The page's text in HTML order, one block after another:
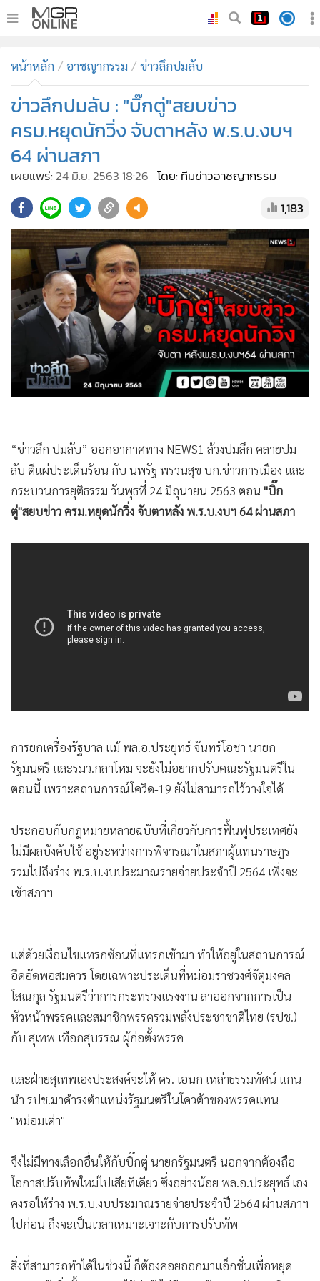
ทันเหตุการณ์
• ภาคใต้
Online Section
• บันเทิง
• คอลัมนิสต์
• ละคร
• CbizReview
• Cyber BIZ
ผู้จัดกวน
• Good health & Well-being
Green Innovation & SD
Management & HR
MGR Live
• ท่องเที่ยว
• กีฬา
• ต่างประเทศ
• Special Scoop
• เศรษฐกิจ-ธุรกิจ
อาชญากรรม
Motoring
• อินโดจีน
• กองทุนรวม
• Celeb Online
• ญี่ปุ่น
• News1
• Gotomanager
หน้าหลัก อาชญากรรม ข่าวลึกปมลับ
ข่าวลึกปมลับ : "บิ๊กตู่"สยบข่าว
ครม.หยุดนักวิ่ง จับตาหลัง พ.ร.บ.งบฯ
64 ผ่านสภา
เผยแพร่: 24 มิ.ย. 2563 18:26 โดย: ทีมข่าวอาชญากรรม
1,183
“ข่าวลึก ปมลับ” ออกอากาศทาง NEWS1 ล้วงปมลึก คลายปม
ลับ ตีแผ่ประเด็นร้อน กับ นพรัฐ พรวนสุข บก.ข่าวการเมือง และ
กระบวนการยุติธรรม วันพุธที่ 24 มิถุนายน 2563 ตอน "บิ๊ก
ตู่"สยบข่าว ครม.หยุดนักวิ่ง จับตาหลัง พ.ร.บ.งบฯ 64 ผ่านสภา
การยกเครื่องรัฐบาล แม้ พล.อ.ประยุทธ์ จันทร์โอชา นายก
รัฐมนตรี และรมว.กลาโหม จะยังไม่อยากปรับคณะรัฐมนตรีใน
ตอนนี้ เพราะสถานการณ์โควิด-19 ยังไม่สามารถไว้วางใจได้
ประกอบกับกฎหมายหลายฉบับที่เกี่ยวกับการฟื้นฟูประเทศยัง
ไม่มีผลบังคับใช้ อยู่ระหว่างการพิจารณาในสภาผู้แทนราษฎร
รวมไปถึงร่าง พ.ร.บ.งบประมาณรายจ่ายประจำปี 2564 เพิ่งจะ
เข้าสภาฯ
แต่ด้วยเงื่อนไขแทรกซ้อนที่แทรกเข้ามา ทำให้อยู่ในสถานการณ์
อึดอัดพอสมควร โดยเฉพาะประเด็นที่หม่อมราชวงศ์จัตุมงคล
โสณกุล รัฐมนตรีว่าการกระทรวงแรงงาน ลาออกจากการเป็น
หัวหน้าพรรคและสมาชิกพรรครวมพลังประชาชาติไทย (รปช.)
กับ สุเทพ เทือกสุบรรณ ผู้ก่อตั้งพรรค
และฝ่ายสุเทพเองประสงค์จะให้ ดร. เอนก เหล่าธรรมทัศน์ แกน
นำ รปช.มาดำรงตำแหน่งรัฐมนตรีในโควต้าของพรรคแทน
"หม่อมเต่า"
จึงไม่มีทางเลือกอื่นให้กับบิ๊กตู่ นายกรัฐมนตรี นอกจากต้องถือ
โอกาสปรับทัพใหม่ไปเสียทีเดียว ซึ่งอย่างน้อย พล.อ.ประยุทธ์ เอง
คงรอให้ร่าง พ.ร.บ.งบประมาณรายจ่ายประจำปี 2564 ผ่านสภาฯ
ไปก่อน ถึงจะเป็นเวลาเหมาะเจาะกับการปรับทัพ
สิ่งที่สามารถทำได้ในช่วงนี้ ก็ต้องคอยออกมาแอ็กชั่นเพื่อหยุด